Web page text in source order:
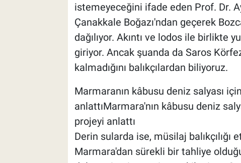
istemeyeceğini ifade eden Prof. Dr.
Çanakkale Boğazı'ndan geçerek
dağılıyor. Akıntı ve lodos ile birlikte
giriyor. Ancak şuanda da Saros
kalmadığını balıkçılardan biliyoruz.
Marmaranın kâbusu deniz salyası
anlattıMarmara'nın kâbusu deniz
projeyi anlattı
Derin sularda ise, müsilaj balıkçılığı
Marmara'dan sürekli bir tahliye